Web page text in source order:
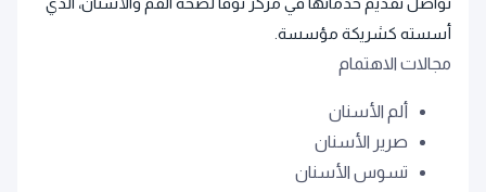
أسسته كشريكة مؤسسة.
مجالات الاهتمام
ألم الأسنان
صرير الأسنان
تسوس الأسنان